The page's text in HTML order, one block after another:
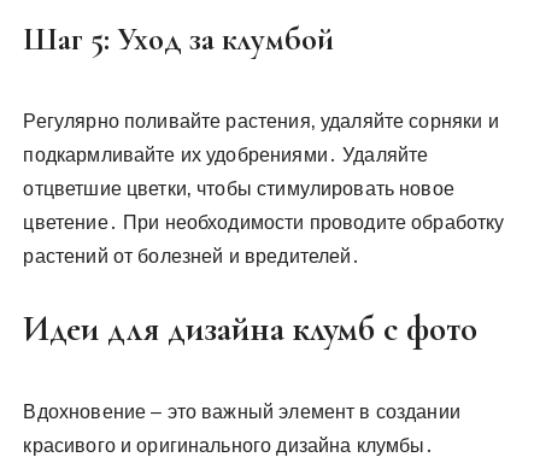
Шаг 5: Уход за клумбой
Регулярно поливайте растения‚ удаляйте сорняки и
подкармливайте их удобрениями․ Удаляйте
отцветшие цветки‚ чтобы стимулировать новое
цветение․ При необходимости проводите обработку
растений от болезней и вредителей․
Идеи для дизайна клумб с фото
Вдохновение – это важный элемент в создании
красивого и оригинального дизайна клумбы․